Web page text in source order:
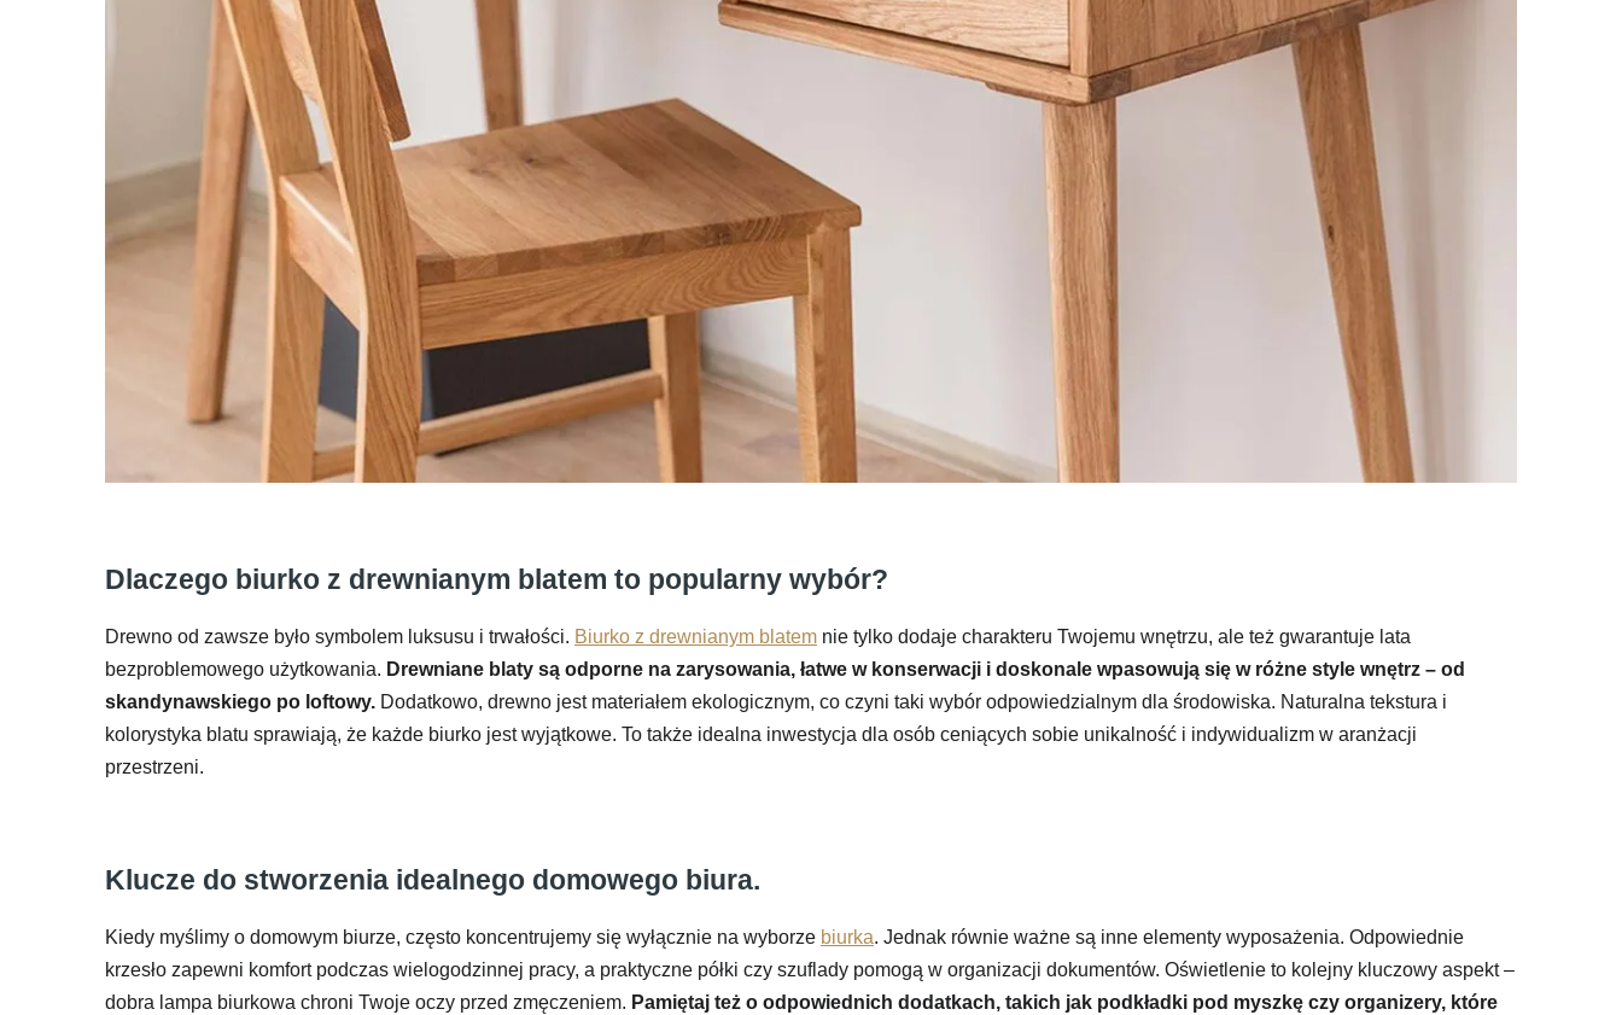
Dlaczego biurko z drewnianym blatem to popularny wybór?
Drewno od zawsze było symbolem luksusu i trwałości. Biurko z drewnianym blatem nie tylko dodaje charakteru Twojemu wnętrzu, ale też gwarantuje lata
bezproblemowego użytkowania. Drewniane blaty są odporne na zarysowania, łatwe w konserwacji i doskonale wpasowują się w różne style wnętrz – od
skandynawskiego po loftowy. Dodatkowo, drewno jest materiałem ekologicznym, co czyni taki wybór odpowiedzialnym dla środowiska. Naturalna tekstura i
kolorystyka blatu sprawiają, że każde biurko jest wyjątkowe. To także idealna inwestycja dla osób ceniących sobie unikalność i indywidualizm w aranżacji
przestrzeni.
Klucze do stworzenia idealnego domowego biura.
Kiedy myślimy o domowym biurze, często koncentrujemy się wyłącznie na wyborze biurka. Jednak równie ważne są inne elementy wyposażenia. Odpowiednie
krzesło zapewni komfort podczas wielogodzinnej pracy, a praktyczne półki czy szuflady pomogą w organizacji dokumentów. Oświetlenie to kolejny kluczowy aspekt –
dobra lampa biurkowa chroni Twoje oczy przed zmęczeniem. Pamiętaj też o odpowiednich dodatkach, takich jak podkładki pod myszkę czy organizery, które